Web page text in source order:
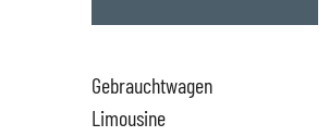
St. Wendel
Hüttigweiler
Übersicht
SEAT
Service
Gewerbekunden
Gebrauchtwagen
Limousine